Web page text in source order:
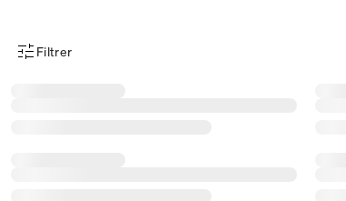
Menu des filtres d'articles
Filtrer